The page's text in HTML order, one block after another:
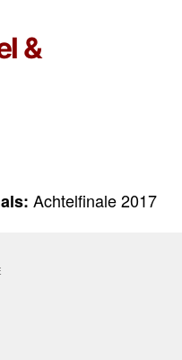
&
Achtelfinale 2017